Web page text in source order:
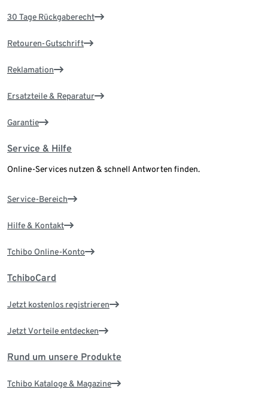
30 Tage Rückgaberecht
Retouren-Gutschrift
Reklamation
Ersatzteile & Reparatur
Garantie
Service & Hilfe
Online-Services nutzen & schnell Antworten finden.
Service-Bereich
Hilfe & Kontakt
Tchibo Online-Konto
TchiboCard
Jetzt kostenlos registrieren
Jetzt Vorteile entdecken
Rund um unsere Produkte
Tchibo Kataloge & Magazine